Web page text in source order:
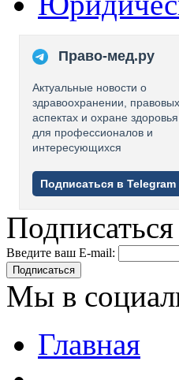
Право-мед.ру
Актуальные новости о
здравоохранении, правовых
аспектах и охране здоровья
для профессионалов и
интересующихся
Подписаться в Telegram
Введите ваш E-mail:
Подписаться
Мы в
Главная